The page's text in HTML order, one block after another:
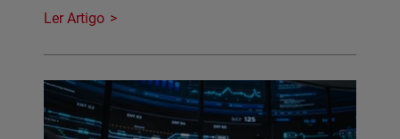
Ler Artigo